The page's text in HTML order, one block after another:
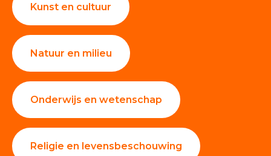
Kunst en cultuur
Natuur en milieu
Onderwijs en wetenschap
Religie en levensbeschouwing